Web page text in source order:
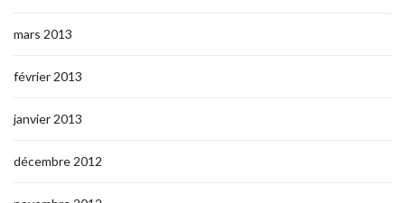
mars 2013
février 2013
janvier 2013
décembre 2012